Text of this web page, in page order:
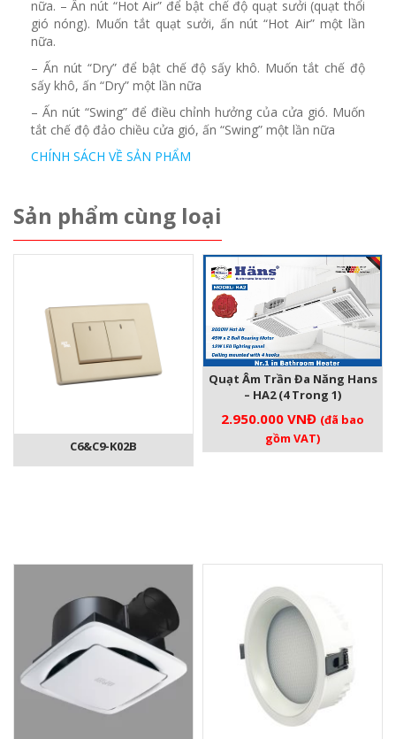
nữa. – Ấn nút “Hot Air” để bật chế độ quạt sưởi (quạt thổi
gió nóng). Muốn tắt quạt sưởi, ấn nút “Hot Air” một lần
nữa.
– Ấn nút “Dry” để bật chế độ sấy khô. Muốn tắt chế độ
sấy khô, ấn “Dry” một lần nữa
– Ấn nút “Swing” để điều chỉnh hưởng của cửa gió. Muốn
tắt chế độ đảo chiều cửa gió, ấn “Swing” một lần nữa
CHÍNH SÁCH VỀ SẢN PHẨM
Sản phẩm cùng loại
C6&C9-K02B
Quạt Âm Trần Đa Năng Hans
– HA2 (4 Trong 1)
2.950.000 VNĐ (đã bao
gồm VAT)